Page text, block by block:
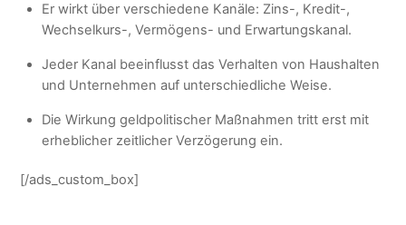
Er wirkt über verschiedene Kanäle: Zins-, Kredit-,
Wechselkurs-, Vermögens- und Erwartungskanal.
Jeder Kanal beeinflusst das Verhalten von Haushalten
und Unternehmen auf unterschiedliche Weise.
Die Wirkung geldpolitischer Maßnahmen tritt erst mit
erheblicher zeitlicher Verzögerung ein.
[/ads_custom_box]